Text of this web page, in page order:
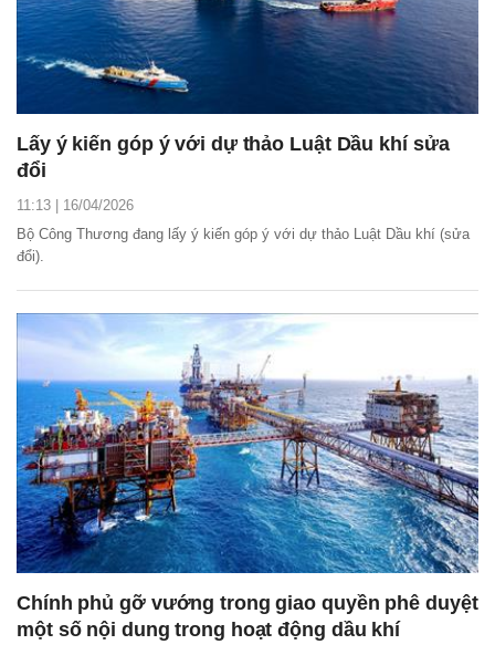
Lấy ý kiến góp ý với dự thảo Luật Dầu khí sửa
đổi
11:13 | 16/04/2026
Bộ Công Thương đang lấy ý kiến góp ý với dự thảo Luật Dầu khí (sửa
đổi).
Chính phủ gỡ vướng trong giao quyền phê duyệt
một số nội dung trong hoạt động dầu khí